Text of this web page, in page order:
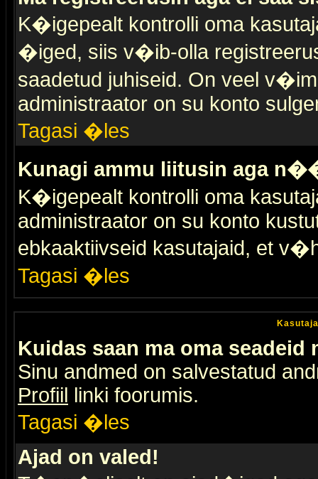
K�igepealt kontrolli oma
�iged, siis v�ib-olla
saadetud juhiseid. On veel
administraator on su konto
Tagasi �les
Kunagi ammu liitusin aga
K�igepealt kontrolli oma
administraator on su konto
ebkaaktiivseid kasutajaid, et
Tagasi �les
Kuidas saan ma oma seadeid
Sinu andmed on salvestatud
Profiil linki foorumis.
Tagasi �les
Ajad on valed!